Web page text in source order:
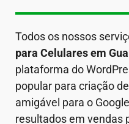
Todos os nossos
para Celulares em
plataforma do
popular para criação
amigável para o
resultados em vendas